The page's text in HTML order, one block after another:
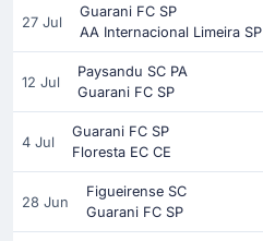
27 Jul
Guarani FC SP
AA Internacional Limeira SP
12 Jul
Paysandu SC PA
Guarani FC SP
4 Jul
Guarani FC SP
Floresta EC CE
28 Jun
Figueirense SC
Guarani FC SP